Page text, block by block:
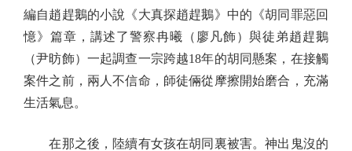
編自趙趕鵝的小說《大真探趙趕鵝》中的《胡同罪惡回
憶》篇章，講述了警察冉曦（廖凡飾）與徒弟趙趕鵝
（尹昉飾）一起調查一宗跨越18年的胡同懸案，在接觸
案件之前，兩人不信命，師徒倆從摩擦開始磨合，充滿
生活氣息。
在那之後，陸續有女孩在胡同裏被害。神出鬼沒的